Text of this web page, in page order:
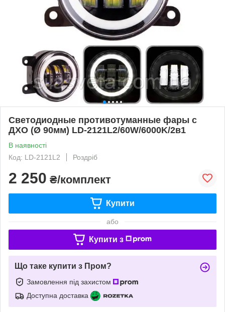
Светодиодные противотуманные фары с
ДХО (Ø 90мм) LD-2121L2/60W/6000K/2в1
В наявності
Код: LD-2121L2
Роздріб
2 250 ₴/комплект
Купити
або
Купити з
Що таке купити з Пром?
Замовлення під захистом
Доступна доставка